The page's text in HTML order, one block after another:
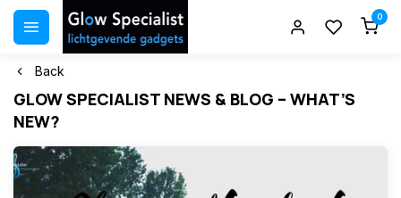
0
Back
GLOW SPECIALIST NEWS & BLOG – WHAT’S
NEW?